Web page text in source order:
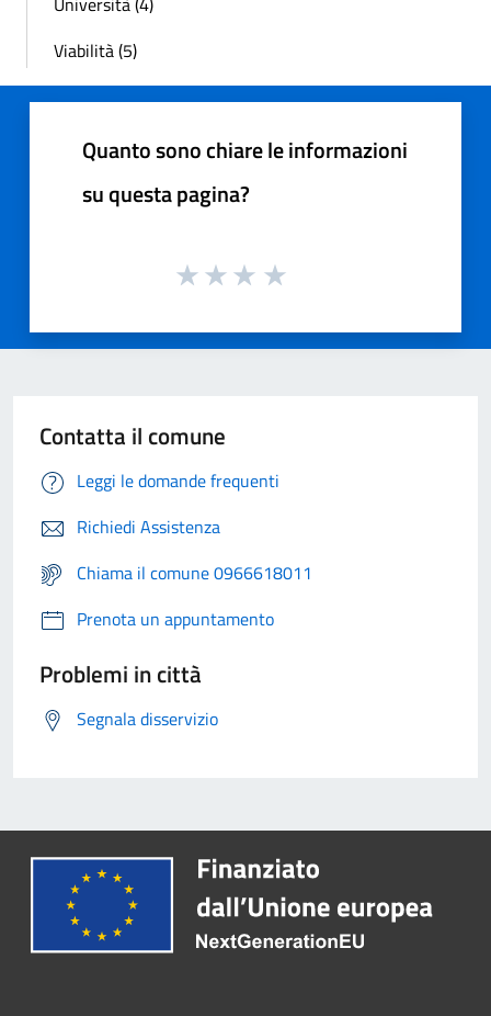
Viabilità (5)
Quanto sono chiare le informazioni
su questa pagina?
Contatta il comune
Leggi le domande frequenti
Richiedi Assistenza
Chiama il comune 0966618011
Prenota un appuntamento
Problemi in città
Segnala disservizio